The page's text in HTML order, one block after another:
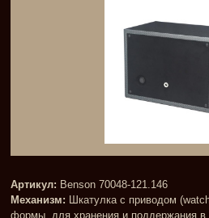
Артикул: Benson 70048-121.146
Механизм: Шкатулка с приводом
формы, для хранения и поддержания в